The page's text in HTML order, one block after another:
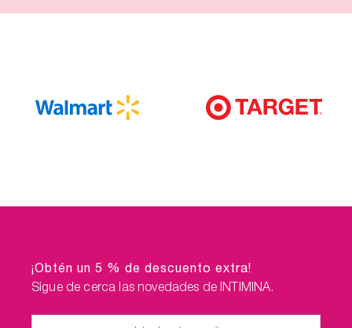
¡Obtén un 5 % de descuento extra!
Sigue de cerca las novedades de INTIMINA.